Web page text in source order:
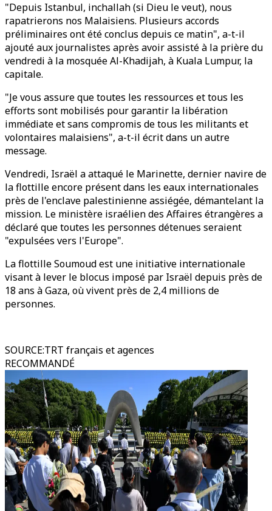
"Depuis Istanbul, inchallah (si Dieu le veut), nous
rapatrierons nos Malaisiens. Plusieurs accords
préliminaires ont été conclus depuis ce matin", a-t-il
ajouté aux journalistes après avoir assisté à la prière du
vendredi à la mosquée Al-Khadijah, à Kuala Lumpur, la
capitale.
"Je vous assure que toutes les ressources et tous les
efforts sont mobilisés pour garantir la libération
immédiate et sans compromis de tous les militants et
volontaires malaisiens", a-t-il écrit dans un autre
message.
Vendredi, Israël a attaqué le Marinette, dernier navire de
la flottille encore présent dans les eaux internationales
près de l'enclave palestinienne assiégée, démantelant la
mission. Le ministère israélien des Affaires étrangères a
déclaré que toutes les personnes détenues seraient
"expulsées vers l'Europe".
La flottille Soumoud est une initiative internationale
visant à lever le blocus imposé par Israël depuis près de
18 ans à Gaza, où vivent près de 2,4 millions de
personnes.
SOURCE:TRT français et agences
RECOMMANDÉ